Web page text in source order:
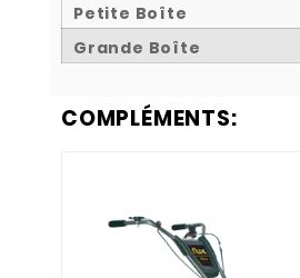
Petite Boîte
Grande Boîte
COMPLÉMENTS: